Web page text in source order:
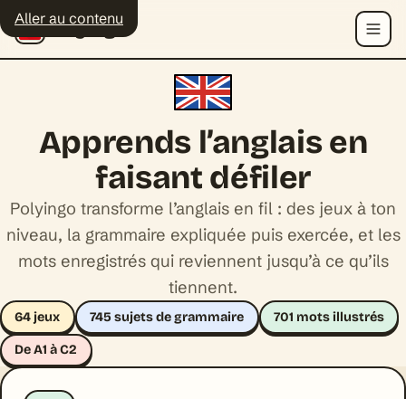
Aller au contenu
Polyingo Menu
Apprends l’anglais en
faisant défiler
Polyingo transforme l’anglais en fil : des jeux à ton
niveau, la grammaire expliquée puis exercée, et les
mots enregistrés qui reviennent jusqu’à ce qu’ils
tiennent.
64 jeux 745 sujets de grammaire 701 mots illustrés
De A1 à C2